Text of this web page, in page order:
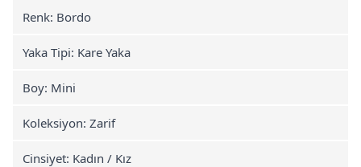
Renk: Bordo
Yaka Tipi: Kare Yaka
Boy: Mini
Koleksiyon: Zarif
Cinsiyet: Kadın / Kız